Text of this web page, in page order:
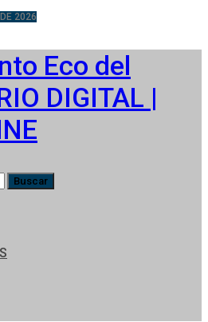
2026
Eco del
DIGITAL |